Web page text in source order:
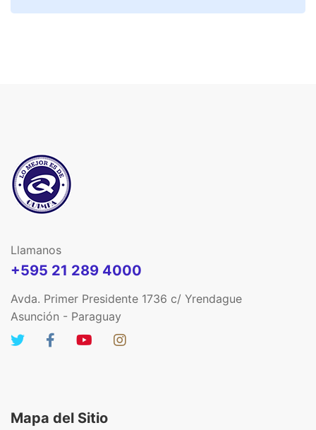
Llamanos
+595 21 289 4000
Avda. Primer Presidente 1736 c/ Yrendague
Asunción - Paraguay
Mapa del Sitio